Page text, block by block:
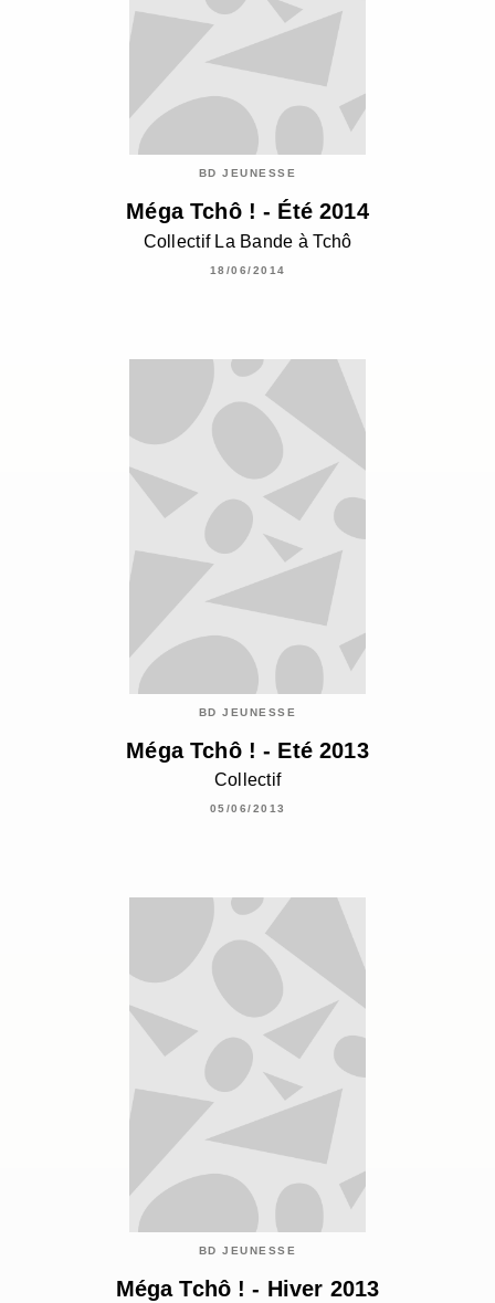
BD JEUNESSE
Méga Tchô ! - Été 2014
Collectif La Bande à Tchô
18/06/2014
BD JEUNESSE
Méga Tchô ! - Eté 2013
Collectif
05/06/2013
BD JEUNESSE
Méga Tchô ! - Hiver 2013